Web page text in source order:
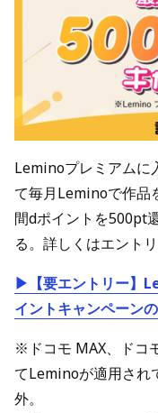
Leminoプレミアムに
て毎月Leminoで作品
間dポイントを500pt
る。詳しくはエント
▶【要エントリー】
イントキャンペーン
※ドコモ MAX、ドコ
てLeminoが適用され
外。